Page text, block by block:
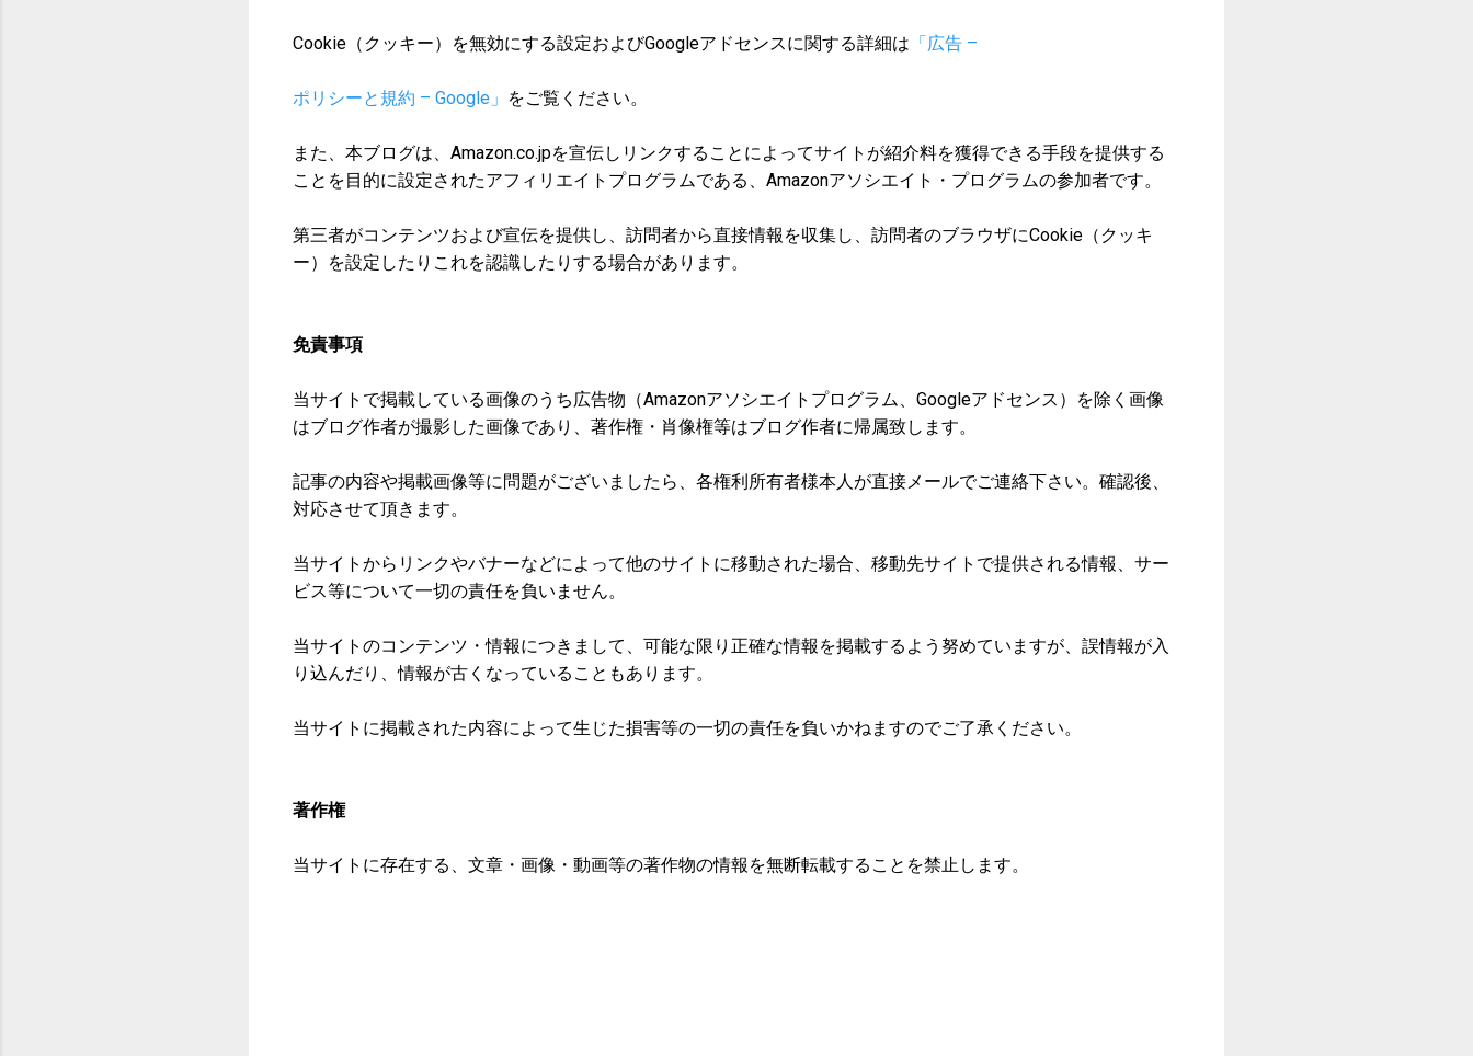
Cookie（クッキー）を無効にする設定およびGoogleアドセンスに関する詳細は 「広告 –
ポリシーと規約 – Google」 をご覧ください。
また、本ブログは、Amazon.co.jpを宣伝しリンクすることによってサイトが紹介料を獲得できる手段を提供する
ことを目的に設定されたアフィリエイトプログラムである、Amazonアソシエイト・プログラムの参加者です。
第三者がコンテンツおよび宣伝を提供し、訪問者から直接情報を収集し、訪問者のブラウザにCookie（クッキ
ー）を設定したりこれを認識したりする場合があります。
免責事項
当サイトで掲載している画像のうち広告物（Amazonアソシエイトプログラム、Googleアドセンス）を除く画像
はブログ作者が撮影した画像であり、著作権・肖像権等はブログ作者に帰属致します。
記事の内容や掲載画像等に問題がございましたら、各権利所有者様本人が直接メールでご連絡下さい。確認後、
対応させて頂きます。
当サイトからリンクやバナーなどによって他のサイトに移動された場合、移動先サイトで提供される情報、サー
ビス等について一切の責任を負いません。
当サイトのコンテンツ・情報につきまして、可能な限り正確な情報を掲載するよう努めていますが、誤情報が入
り込んだり、情報が古くなっていることもあります。
当サイトに掲載された内容によって生じた損害等の一切の責任を負いかねますのでご了承ください。
著作権
当サイトに存在する、文章・画像・動画等の著作物の情報を無断転載することを禁止します。